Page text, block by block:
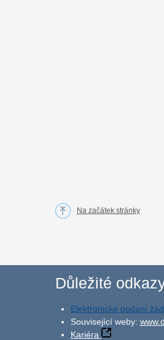
Na začátek stránky
Důležité
Elektronické podání
Související weby:
Kariéra